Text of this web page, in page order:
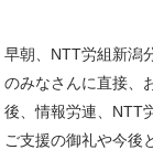
早朝、NTT労組新潟
のみなさんに直接、
後、情報労連、NTT
ご支援の御礼や今後